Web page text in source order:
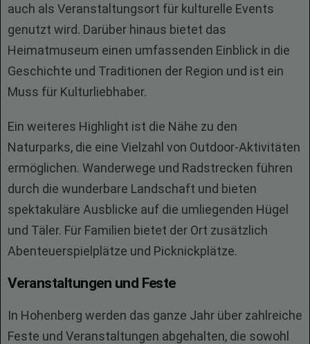
auch als Veranstaltungsort für kulturelle Events
genutzt wird. Darüber hinaus bietet das
Heimatmuseum einen umfassenden Einblick in die
Geschichte und Traditionen der Region und ist ein
Muss für Kulturliebhaber.
Ein weiteres Highlight ist die Nähe zu den
Naturparks, die eine Vielzahl von Outdoor-Aktivitäten
ermöglichen. Wanderwege und Radstrecken führen
durch die wunderbare Landschaft und bieten
spektakuläre Ausblicke auf die umliegenden Hügel
und Täler. Für Familien bietet der Ort zusätzlich
Abenteuerspielplätze und Picknickplätze.
Veranstaltungen und Feste
In Hohenberg werden das ganze Jahr über zahlreiche
Feste und Veranstaltungen abgehalten, die sowohl